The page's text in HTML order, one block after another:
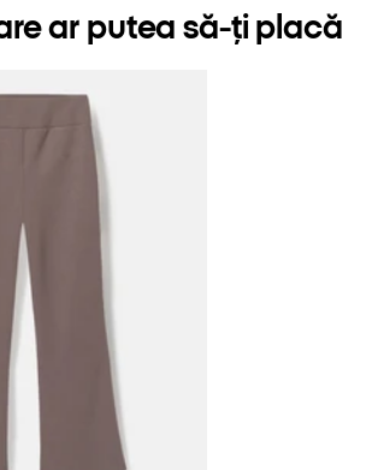
ar putea să-ți placă